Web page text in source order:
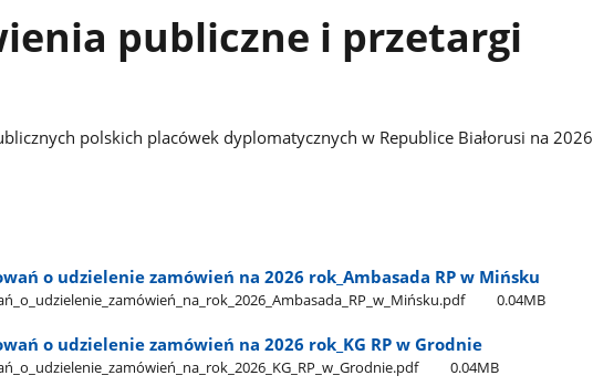
publiczne i przetargi
polskich placówek dyplomatycznych w Republice Białorusi na 2026
o udzielenie zamówień na 2026 rok​_Ambasada RP w Mińsku
0.04MB
o udzielenie zamówień na 2026 rok​_KG RP w Grodnie
0.04MB